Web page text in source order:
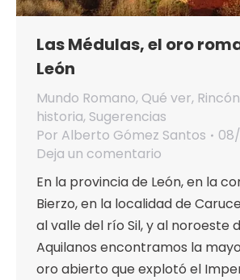
Las Médulas, el oro
León
Mundo Romano, Qué ver,
historia, Sugerencias
Por Alberto Gómez Santos
Deja un comentario
En la provincia de León, en la
Bierzo, en la localidad de
al valle del río Sil, y al noroeste
Aquilanos encontramos la
oro abierto que explotó el